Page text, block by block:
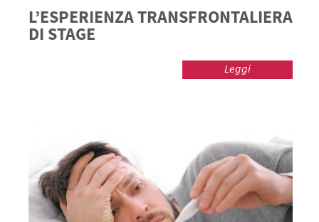
L’ESPERIENZA TRANSFRONTALIERA
DI STAGE
Leggi